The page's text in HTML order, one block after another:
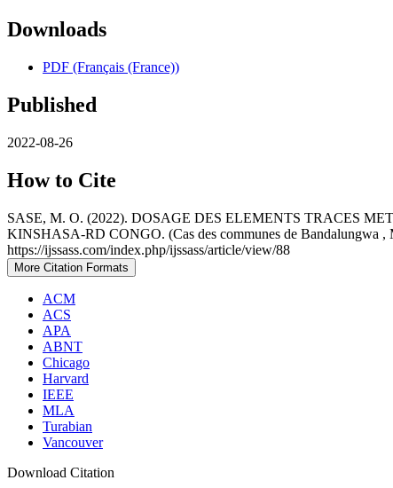
Downloads
PDF (Français (France))
Published
2022-08-26
How to Cite
SASE, M. O. (2022). DOSAGE DES ELEMENTS TRACES
KINSHASA-RD CONGO. (Cas des communes de Bandalungwa ,
https://ijssass.com/index.php/ijssass/article/view/88
More Citation Formats
ACM
ACS
APA
ABNT
Chicago
Harvard
IEEE
MLA
Turabian
Vancouver
Download Citation